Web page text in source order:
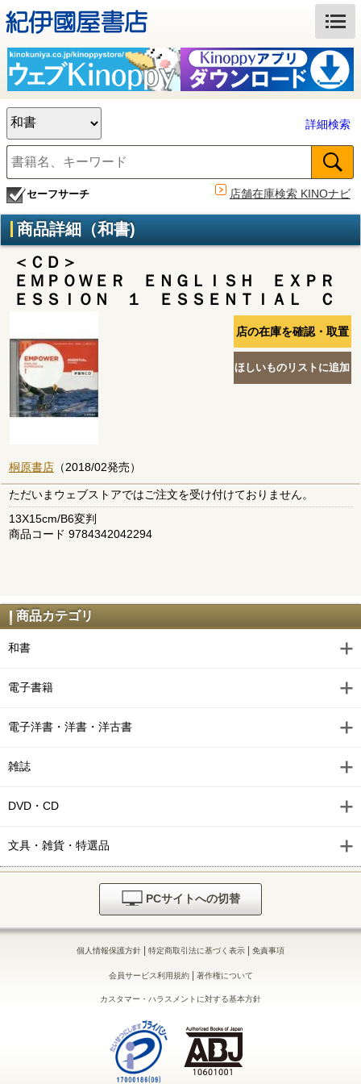
詳細検索
セーフサーチ 店舗在庫検索 KINOナビ
商品詳細（和書)
＜ＣＤ＞
ＥＭＰＯＷＥＲ ＥＮＧＬＩＳＨ ＥＸＰＲ
ＥＳＳＩＯＮ １ ＥＳＳＥＮＴＩＡＬ Ｃ
桐原書店 （2018/02発売）
ただいまウェブストアではご注文を受け付けておりません。
13X15cm/B6変判
商品コード 9784342042294
商品カテゴリ
和書
電子書籍
電子洋書・洋書・洋古書
雑誌
DVD・CD
文具・雑貨・特選品
PCサイトへの切替
個人情報保護方針 | 特定商取引法に基づく表示 | 免責事項
会員サービス利用規約| 著作権について
カスタマー・ハラスメントに対する基本方針